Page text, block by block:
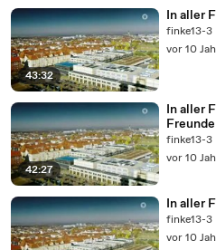
43:32
In aller
finke13-3
vor 10
42:27
In aller
Freunde
finke13-3
vor 10
In aller
finke13-3
vor 10